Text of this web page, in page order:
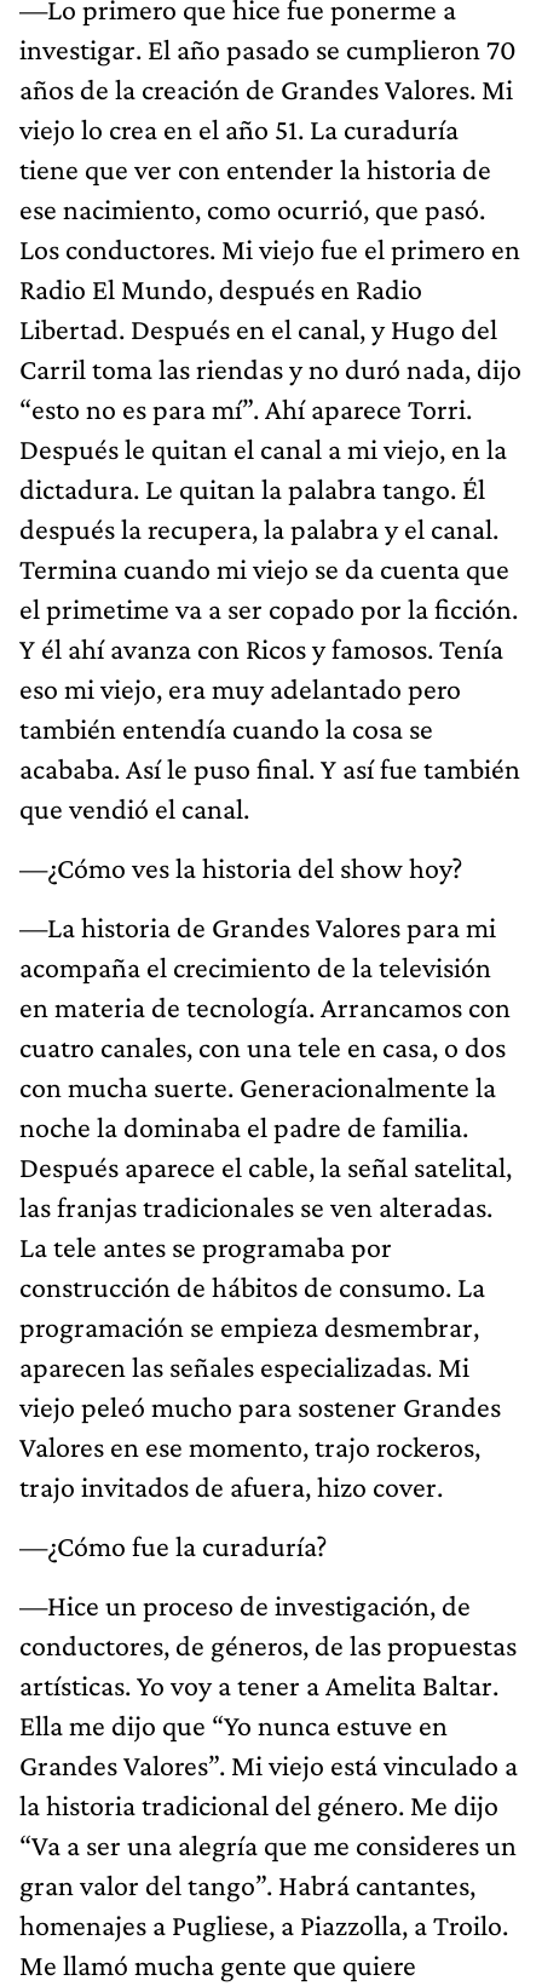
—Lo primero que hice fue ponerme a
investigar. El año pasado se cumplieron 70
años de la creación de Grandes Valores. Mi
viejo lo crea en el año 51. La curaduría
tiene que ver con entender la historia de
ese nacimiento, como ocurrió, que pasó.
Los conductores. Mi viejo fue el primero en
Radio El Mundo, después en Radio
Libertad. Después en el canal, y Hugo del
Carril toma las riendas y no duró nada, dijo
“esto no es para mí”. Ahí aparece Torri.
Después le quitan el canal a mi viejo, en la
dictadura. Le quitan la palabra tango. Él
después la recupera, la palabra y el canal.
Termina cuando mi viejo se da cuenta que
el primetime va a ser copado por la ficción.
Y él ahí avanza con Ricos y famosos. Tenía
eso mi viejo, era muy adelantado pero
también entendía cuando la cosa se
acababa. Así le puso final. Y así fue también
que vendió el canal.
—¿Cómo ves la historia del show hoy?
—La historia de Grandes Valores para mi
acompaña el crecimiento de la televisión
en materia de tecnología. Arrancamos con
cuatro canales, con una tele en casa, o dos
con mucha suerte. Generacionalmente la
noche la dominaba el padre de familia.
Después aparece el cable, la señal satelital,
las franjas tradicionales se ven alteradas.
La tele antes se programaba por
construcción de hábitos de consumo. La
programación se empieza desmembrar,
aparecen las señales especializadas. Mi
viejo peleó mucho para sostener Grandes
Valores en ese momento, trajo rockeros,
trajo invitados de afuera, hizo cover.
—¿Cómo fue la curaduría?
—Hice un proceso de investigación, de
conductores, de géneros, de las propuestas
artísticas. Yo voy a tener a Amelita Baltar.
Ella me dijo que “Yo nunca estuve en
Grandes Valores”. Mi viejo está vinculado a
la historia tradicional del género. Me dijo
“Va a ser una alegría que me consideres un
gran valor del tango”. Habrá cantantes,
homenajes a Pugliese, a Piazzolla, a Troilo.
Me llamó mucha gente que quiere